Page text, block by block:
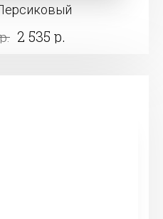
2 535 р.